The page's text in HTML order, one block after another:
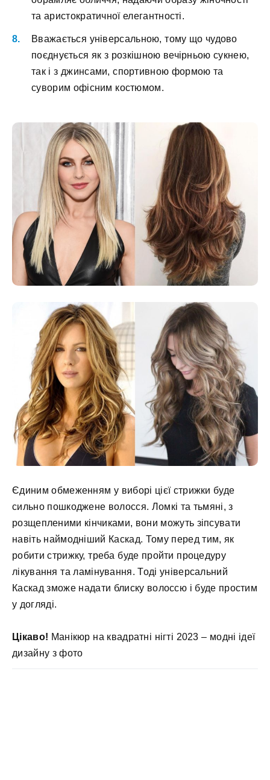
та аристократичної елегантності.
Вважається універсальною, тому що чудово
поєднується як з розкішною вечірньою сукнею,
так і з джинсами, спортивною формою та
суворим офісним костюмом.
Єдиним обмеженням у виборі цієї стрижки буде
сильно пошкоджене волосся. Ломкі та тьмяні, з
розщепленими кінчиками, вони можуть зіпсувати
навіть наймодніший Каскад. Тому перед тим, як
робити стрижку, треба буде пройти процедуру
лікування та ламінування. Тоді універсальний
Каскад зможе надати блиску волоссю і буде простим
у догляді.
Цікаво! Манікюр на квадратні нігті 2023 – модні ідеї
дизайну з фото